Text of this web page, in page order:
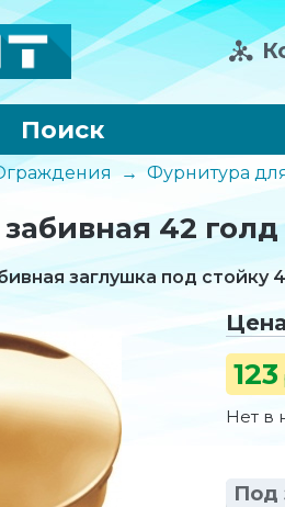
Поиск
→ Фурнитура
42 голд
заглушка под
123
Нет в
Под